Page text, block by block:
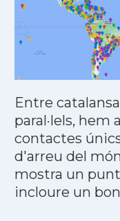
Entre
paral·lels,
contactes
d'arreu del
mostra un
incloure un